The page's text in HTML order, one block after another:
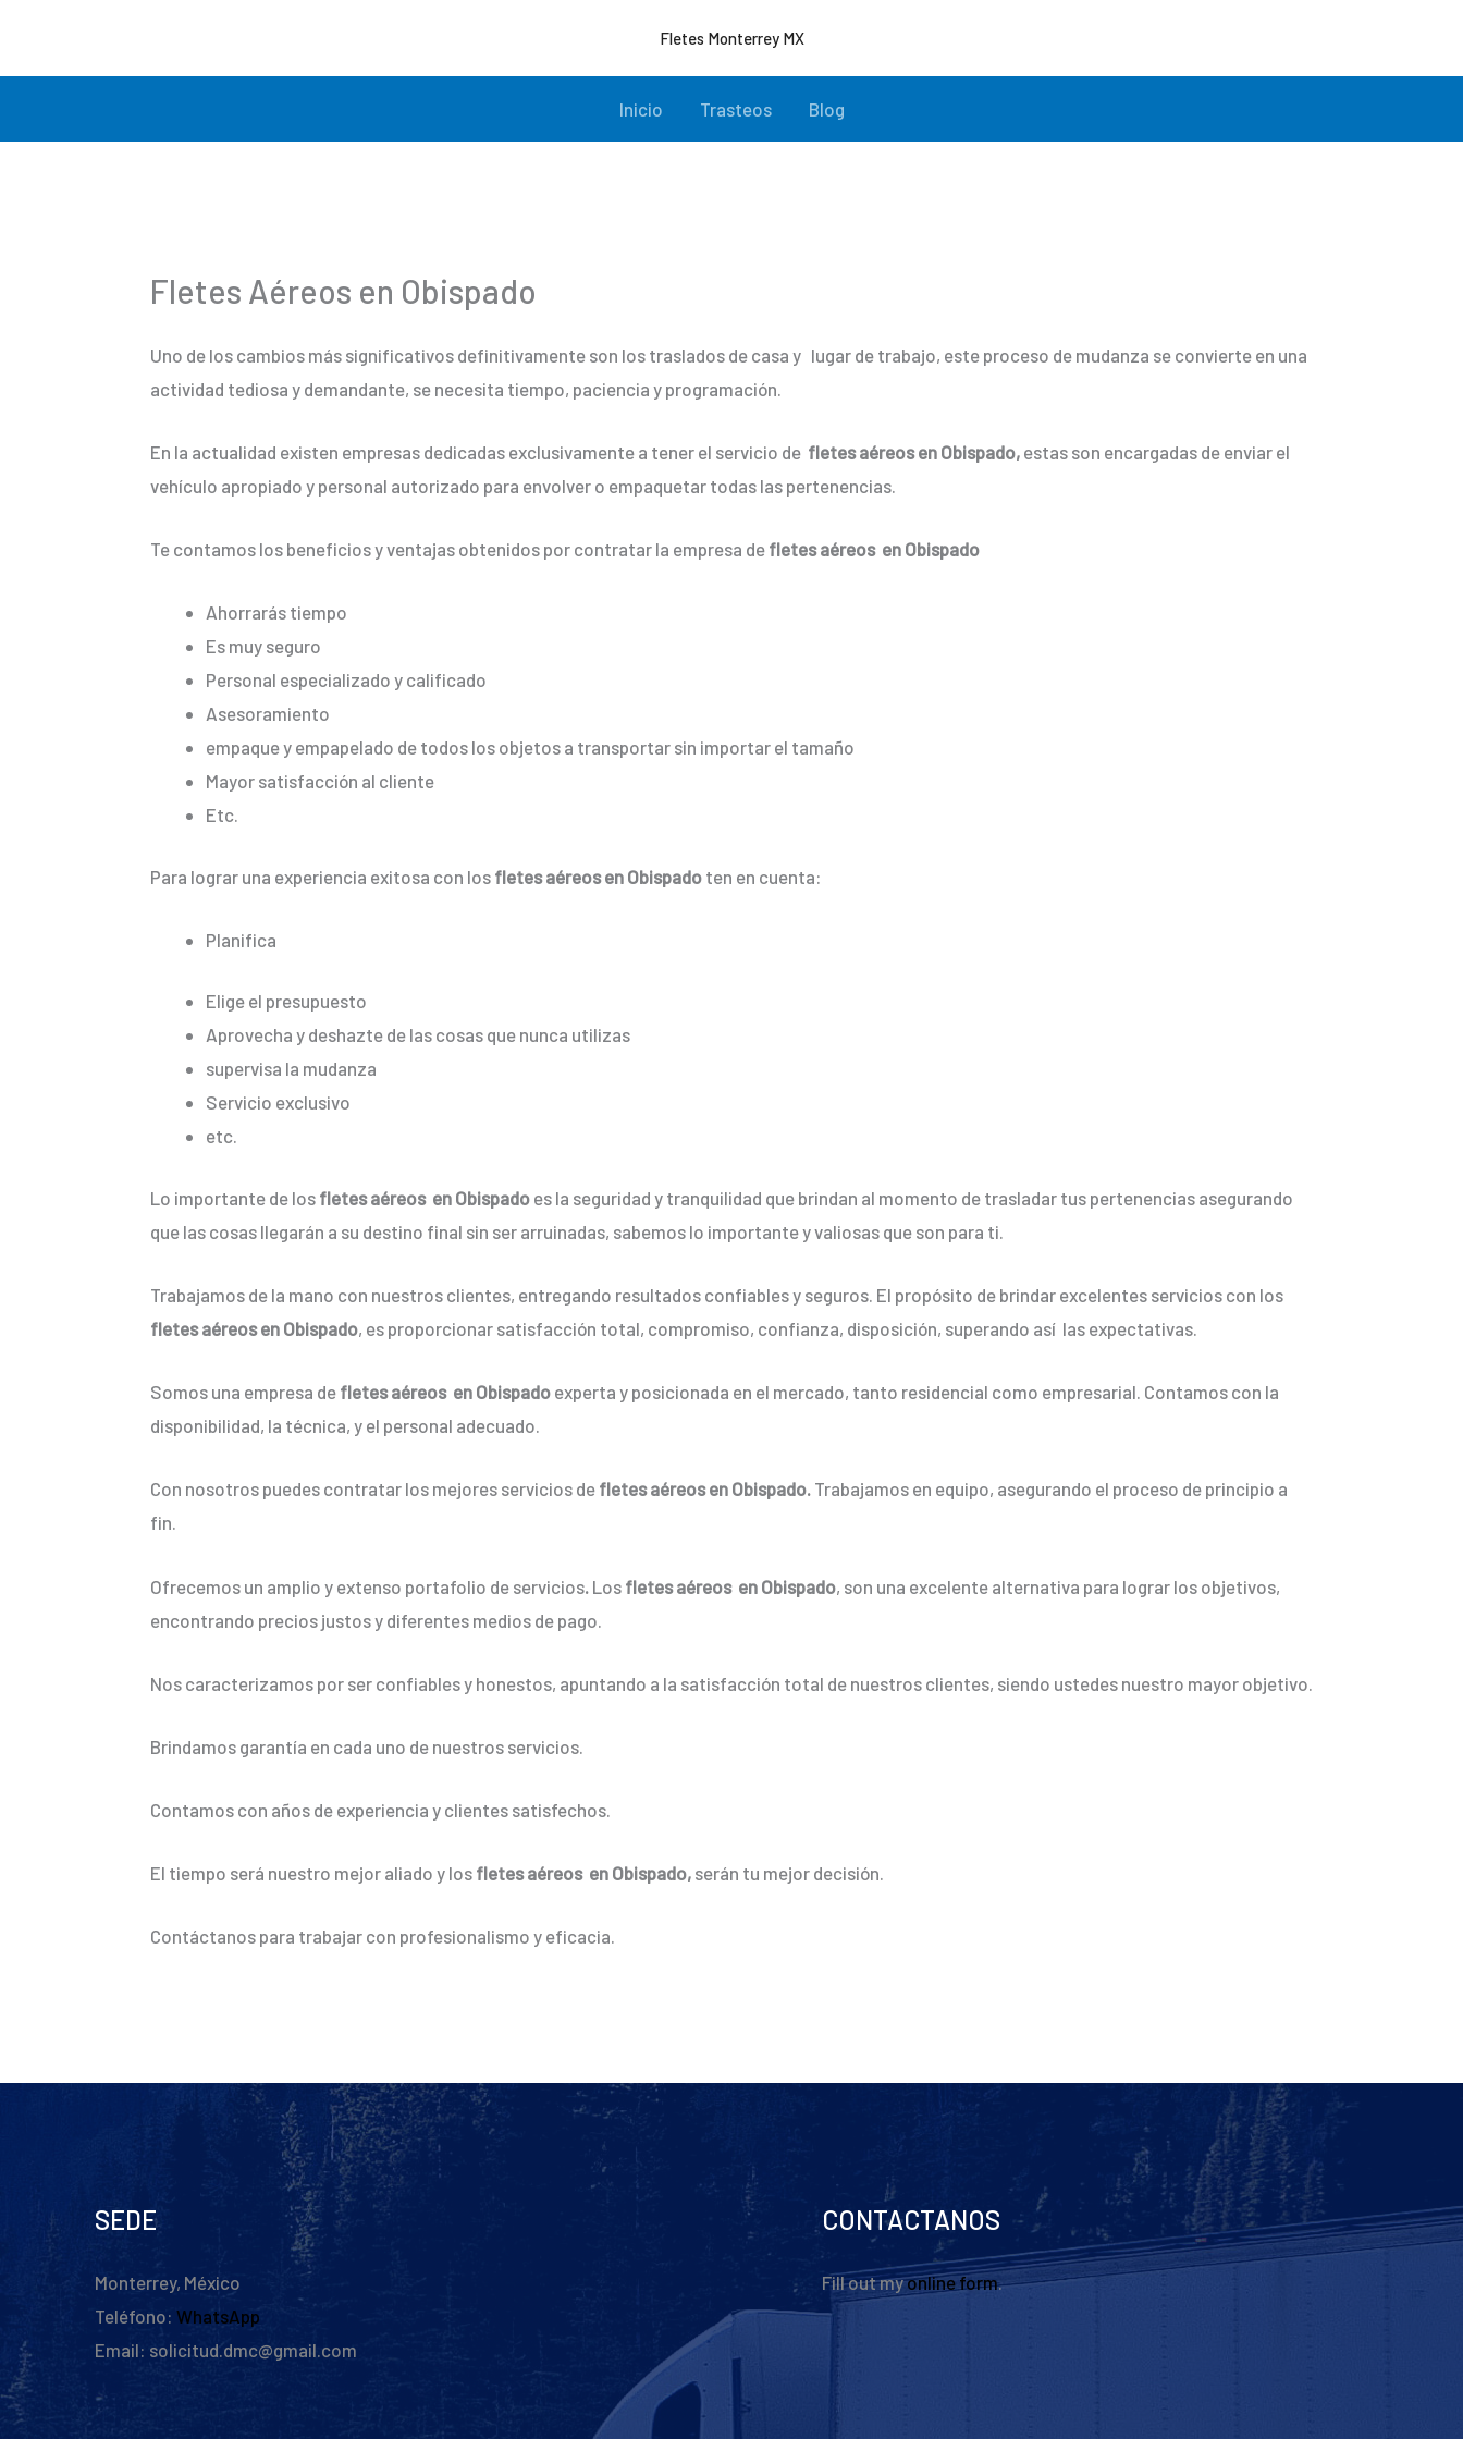
contenido
Fletes Monterrey MX
Inicio Trasteos Blog
Fletes Aéreos en Obispado
Uno de los cambios más significativos definitivamente son los traslados de casa y lugar de trabajo, este proceso de mudanza se convierte en una
actividad tediosa y demandante, se necesita tiempo, paciencia y programación.
En la actualidad existen empresas dedicadas exclusivamente a tener el servicio de fletes aéreos en Obispado, estas son encargadas de enviar el
vehículo apropiado y personal autorizado para envolver o empaquetar todas las pertenencias.
Te contamos los beneficios y ventajas obtenidos por contratar la empresa de fletes aéreos en Obispado
Ahorrarás tiempo
Es muy seguro
Personal especializado y calificado
Asesoramiento
empaque y empapelado de todos los objetos a transportar sin importar el tamaño
Mayor satisfacción al cliente
Etc.
Para lograr una experiencia exitosa con los fletes aéreos en Obispado ten en cuenta:
Planifica
Elige el presupuesto
Aprovecha y deshazte de las cosas que nunca utilizas
supervisa la mudanza
Servicio exclusivo
etc.
Lo importante de los fletes aéreos en Obispado es la seguridad y tranquilidad que brindan al momento de trasladar tus pertenencias asegurando
que las cosas llegarán a su destino final sin ser arruinadas, sabemos lo importante y valiosas que son para ti.
Trabajamos de la mano con nuestros clientes, entregando resultados confiables y seguros. El propósito de brindar excelentes servicios con los
fletes aéreos en Obispado, es proporcionar satisfacción total, compromiso, confianza, disposición, superando así las expectativas.
Somos una empresa de fletes aéreos en Obispado experta y posicionada en el mercado, tanto residencial como empresarial. Contamos con la
disponibilidad, la técnica, y el personal adecuado.
Con nosotros puedes contratar los mejores servicios de fletes aéreos en Obispado. Trabajamos en equipo, asegurando el proceso de principio a
fin.
Ofrecemos un amplio y extenso portafolio de servicios. Los fletes aéreos en Obispado, son una excelente alternativa para lograr los objetivos,
encontrando precios justos y diferentes medios de pago.
Nos caracterizamos por ser confiables y honestos, apuntando a la satisfacción total de nuestros clientes, siendo ustedes nuestro mayor objetivo.
Brindamos garantía en cada uno de nuestros servicios.
Contamos con años de experiencia y clientes satisfechos.
El tiempo será nuestro mejor aliado y los fletes aéreos en Obispado, serán tu mejor decisión.
Contáctanos para trabajar con profesionalismo y eficacia.
SEDE
Monterrey, México
Teléfono: WhatsApp
Email: solicitud.dmc@gmail.com
CONTACTANOS
Fill out myonline form.